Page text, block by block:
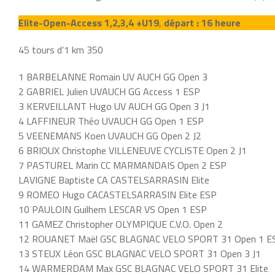
Elite-Open-Access 1,2,3,4 +U19, départ : 16 heure
45 tours d’1 km 350
1 BARBELANNE Romain UV AUCH GG Open 3
2 GABRIEL Julien UVAUCH GG Access 1 ESP
3 KERVEILLANT Hugo UV AUCH GG Open 3 J1
4 LAFFINEUR Théo UVAUCH GG Open 1 ESP
5 VEENEMANS Koen UVAUCH GG Open 2 J2
6 BRIOUX Christophe VILLENEUVE CYCLISTE Open 2 J1
7 PASTUREL Marin CC MARMANDAIS Open 2 ESP
LAVIGNE Baptiste CA CASTELSARRASIN Elite
9 ROMEO Hugo CACASTELSARRASIN Elite ESP
10 PAULOIN Guilhem LESCAR VS Open 1 ESP
11 GAMEZ Christopher OLYMPIQUE C.V.O. Open 2
12 ROUANET Maël GSC BLAGNAC VELO SPORT 31 Open 1
13 STEUX Léon GSC BLAGNAC VELO SPORT 31 Open 3 J1
14 WARMERDAM Max GSC BLAGNAC VELO SPORT 31 Elite